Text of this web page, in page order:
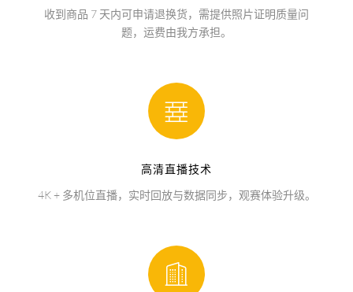
收到商品 7 天内可申请退换货，需提供照片证明质量问
题，运费由我方承担。
高清直播技术
4K + 多机位直播，实时回放与数据同步，观赛体验升级。